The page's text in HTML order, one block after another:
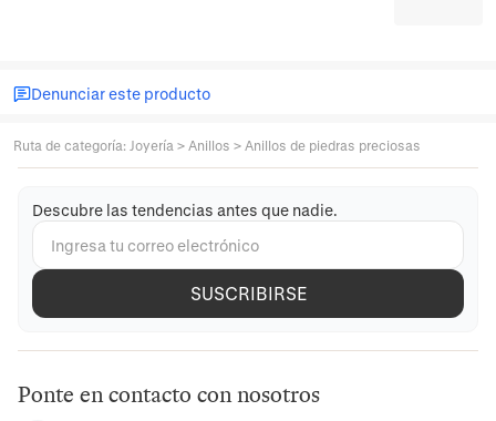
Denunciar este producto
Ruta de categoría: Joyería > Anillos > Anillos de piedras preciosas
Descubre las tendencias antes que nadie.
SUSCRIBIRSE
Ponte en contacto con nosotros